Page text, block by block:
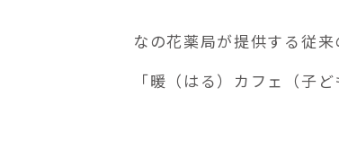
なの花薬局が提供する従
「暖（はる）カフェ（子